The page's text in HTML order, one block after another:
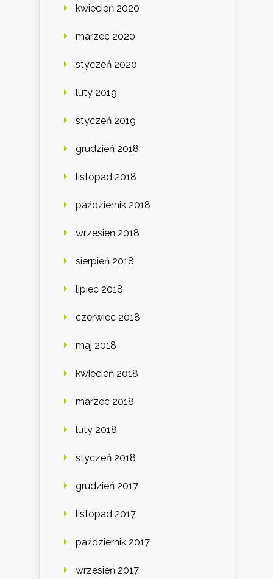
kwiecień 2020
marzec 2020
styczeń 2020
luty 2019
styczeń 2019
grudzień 2018
listopad 2018
październik 2018
wrzesień 2018
sierpień 2018
lipiec 2018
czerwiec 2018
maj 2018
kwiecień 2018
marzec 2018
luty 2018
styczeń 2018
grudzień 2017
listopad 2017
październik 2017
wrzesień 2017